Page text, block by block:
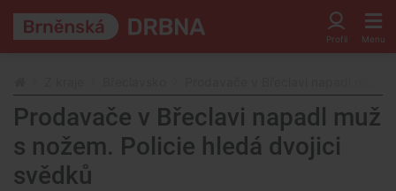
Prodavače v Břeclavi napadl muž
s nožem. Policie hledá dvojici
svědků